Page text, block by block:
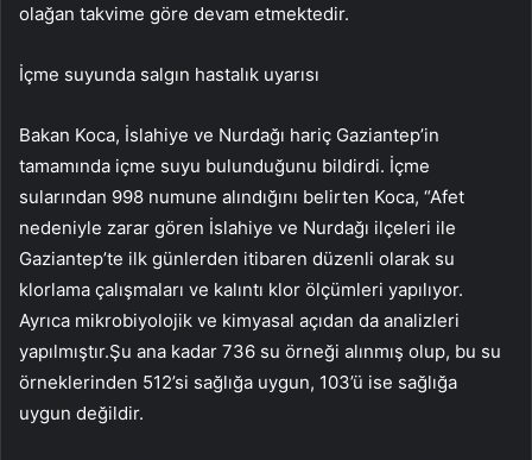
olağan takvime göre devam etmektedir.
İçme suyunda salgın hastalık uyarısı
Bakan Koca, İslahiye ve Nurdağı hariç Gaziantep’in
tamamında içme suyu bulunduğunu bildirdi. İçme
sularından 998 numune alındığını belirten Koca, “Afet
nedeniyle zarar gören İslahiye ve Nurdağı ilçeleri ile
Gaziantep’te ilk günlerden itibaren düzenli olarak su
klorlama çalışmaları ve kalıntı klor ölçümleri yapılıyor.
Ayrıca mikrobiyolojik ve kimyasal açıdan da analizleri
yapılmıştır.Şu ana kadar 736 su örneği alınmış olup, bu su
örneklerinden 512’si sağlığa uygun, 103’ü ise sağlığa
uygun değildir.